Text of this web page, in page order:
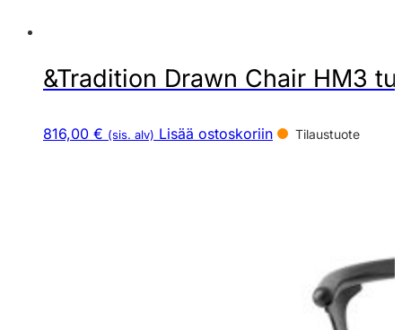
&Tradition Drawn Chair HM3
816,00 € (sis. alv) Lisää ostoskoriin Tilaustuote